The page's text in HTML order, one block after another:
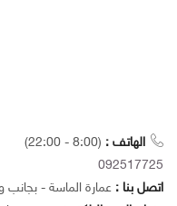
الهاتف : (8:00 - 22:00)
092517725
اتصل بنا : عمارة الماسة - بجانب